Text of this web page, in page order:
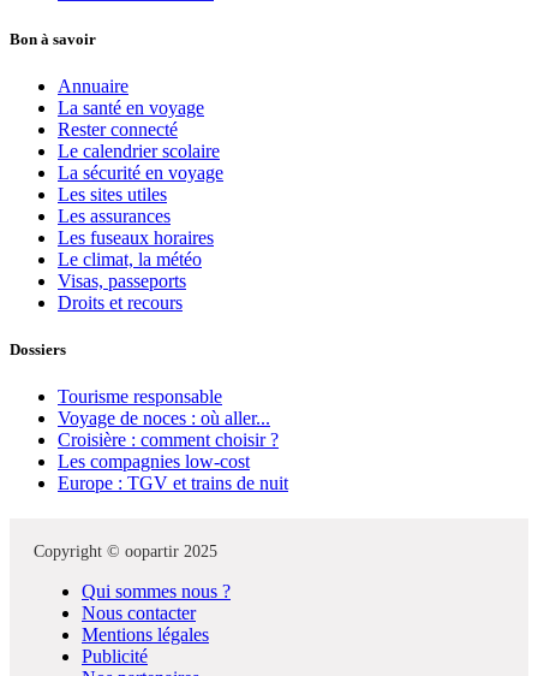
Bon à savoir
Annuaire
La santé en voyage
Rester connecté
Le calendrier scolaire
La sécurité en voyage
Les sites utiles
Les assurances
Les fuseaux horaires
Le climat, la météo
Visas, passeports
Droits et recours
Dossiers
Tourisme responsable
Voyage de noces : où aller...
Croisière : comment choisir ?
Les compagnies low-cost
Europe : TGV et trains de nuit
Copyright © oopartir 2025
Qui sommes nous ?
Nous contacter
Mentions légales
Publicité